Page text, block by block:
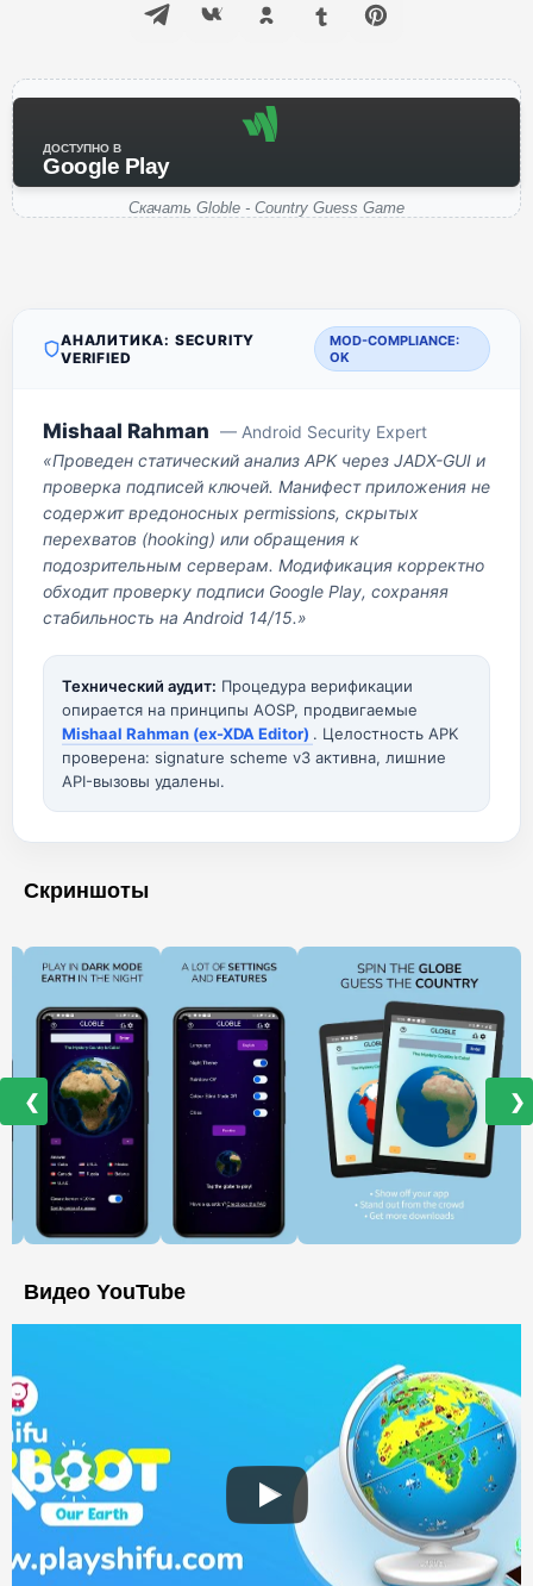
ДОСТУПНО В
Google Play
Скачать Globle - Country Guess Game
АНАЛИТИКА: SECURITY
VERIFIED
MOD-COMPLIANCE:
OK
Mishaal Rahman — Android Security Expert
«Проведен статический анализ APK через JADX-GUI и
проверка подписей ключей. Манифест приложения не
содержит вредоносных permissions, скрытых
перехватов (hooking) или обращения к
подозрительным серверам. Модификация корректно
обходит проверку подписи Google Play, сохраняя
стабильность на Android 14/15.»
Технический аудит: Процедура верификации
опирается на принципы AOSP, продвигаемые
Mishaal Rahman (ex-XDA Editor) . Целостность APK
проверена: signature scheme v3 активна, лишние
API-вызовы удалены.
Скриншоты
❮ ❯
Видео YouTube